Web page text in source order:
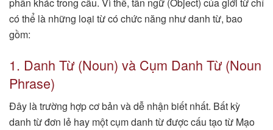
có thể là những loại từ có chức năng như danh từ, bao
gồm:
1. Danh Từ (Noun) và Cụm Danh Từ (Noun
Phrase)
Đây là trường hợp cơ bản và dễ nhận biết nhất. Bất kỳ
danh từ đơn lẻ hay một cụm danh từ được cấu tạo từ Mạo